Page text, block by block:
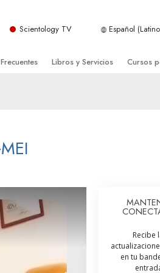
Scientology TV Español
de Scientology
Libros y Servicios
Introductorias
Iniciales
Cursos
Ayudas para Enfermedades y
La Integridad y la Honestidad
La Escala Tonal Emocional
Recibe
en tu